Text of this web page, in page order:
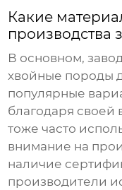
Какие
производства
В основном,
хвойные породы
популярные
благодаря своей
тоже часто
внимание на
наличие
производители